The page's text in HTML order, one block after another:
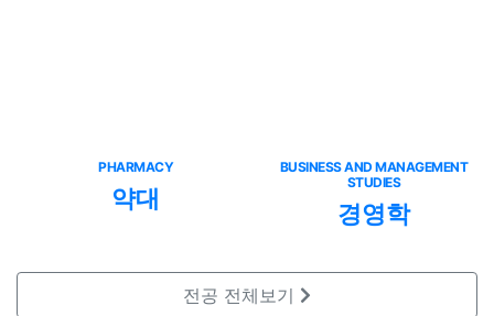
런던 정경대 LSE의 젠더, 정책, 불평등 석사 합격 후기
1300만원의 장학금 수상자 수속후기!
PHARMACY
약대
BUSINESS AND MANAGEMENT
STUDIES
경영학
전공 전체보기